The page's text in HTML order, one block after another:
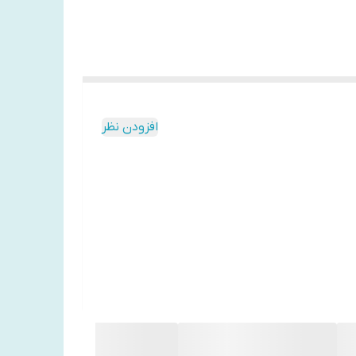
افزودن نظر